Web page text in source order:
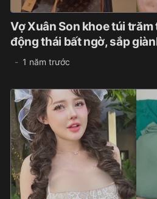
Vợ Xuân Son khoe túi
động thái bất ngờ, sắp
1 năm trước